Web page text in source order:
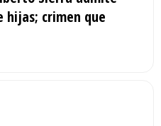
hijas; crimen que